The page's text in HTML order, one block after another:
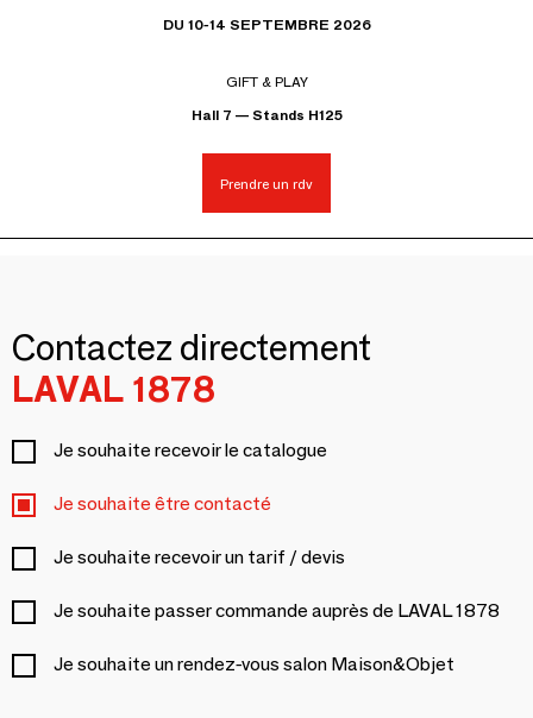
DU 10-14 SEPTEMBRE 2026
GIFT & PLAY
Hall 7 — Stands H125
Prendre un rdv
Contactez directement
LAVAL 1878
Je souhaite recevoir le catalogue
Je souhaite être contacté
Je souhaite recevoir un tarif / devis
Je souhaite passer commande auprès de LAVAL 1878
Je souhaite un rendez-vous salon Maison&Objet